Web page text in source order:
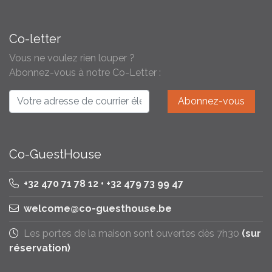
Co-letter
Vous ne voulez rien louper ?
Abonnez-vous à notre Co-Letter :
Co-GuestHouse
+32 470 71 78 12 • +32 479 73 99 47
welcome@co-guesthouse.be
Les portes de la maison sont ouvertes dès 7h30 (sur
réservation)